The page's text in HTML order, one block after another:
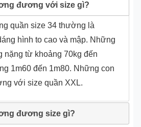
đương với size gì?
quần size 34 thường là
hình to cao và mập. Những
từ khoảng 70kg đến
1m60 đến 1m80. Những con
với size quần XXL.
đương size gì?